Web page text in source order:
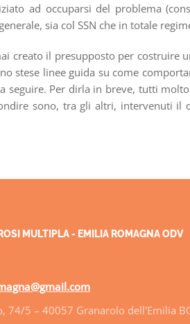
ad occuparsi del problema
sia col SSN che in totale
creato il presupposto per costruire
stese linee guida su come
seguire. Per dirla in breve, tutti
sono, tra gli altri, intervenuti il
MULTIPLA - EMILIA ROMAGNA ODV
74/5 – 40057 Granarolo dell'Emilia